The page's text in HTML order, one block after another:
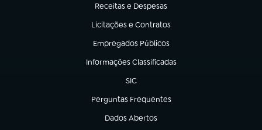
Receitas e Despesas
(abre em nova aba)
Licitações e Contratos
(abre em nova aba)
Empregados Públicos
(abre em nova aba)
Informações Classificadas
(abre em nova aba)
SIC
(abre em nova aba)
Perguntas Frequentes
(abre em nova aba)
Dados Abertos
(abre em nova aba)